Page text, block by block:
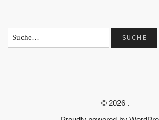
© 2026 .